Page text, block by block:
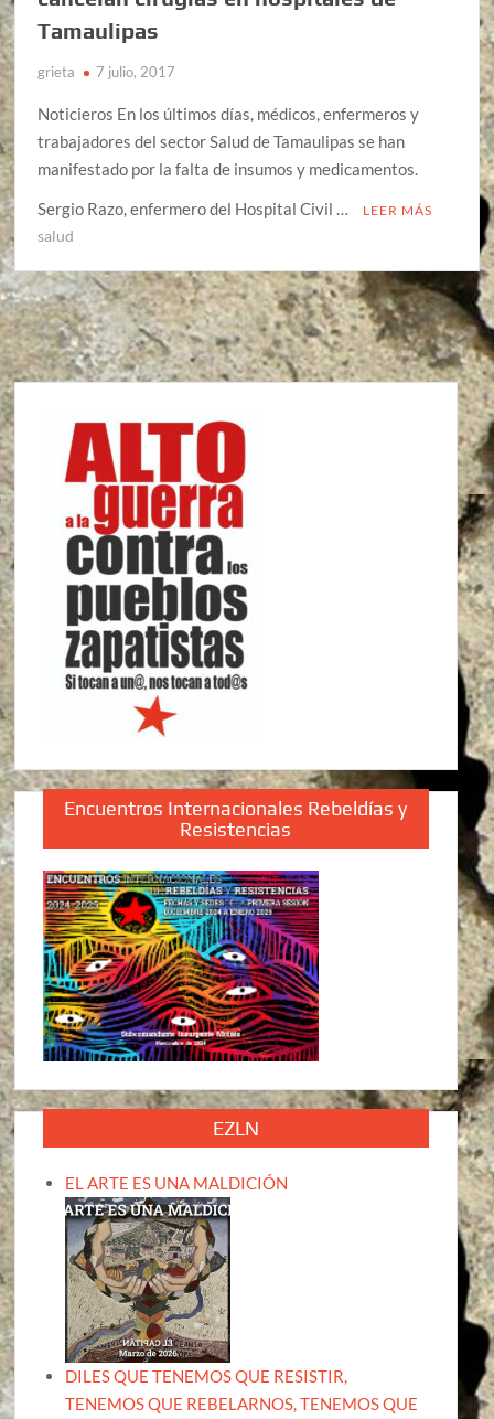
Tamaulipas
grieta 7 julio, 2017
Noticieros En los últimos días, médicos, enfermeros y
trabajadores del sector Salud de Tamaulipas se han
manifestado por la falta de insumos y medicamentos.
Sergio Razo, enfermero del Hospital Civil …
LEER MÁS
salud
Encuentros Internacionales Rebeldías y
Resistencias
EZLN
EL ARTE ES UNA MALDICIÓN
DILES QUE TENEMOS QUE RESISTIR,
TENEMOS QUE REBELARNOS, TENEMOS QUE